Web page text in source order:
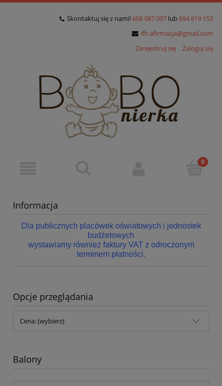
Skontaktuj się z nami! 608 087 097 lub 694 819 153
ifh.afirmacja@gmail.com
Zarejestruj się
Zaloguj się
Informacja
Dla publicznych placówek oświatowych i jednostek
budżetowych
wystawiamy również faktury VAT z odroczonym
terminem płatności.
Opcje przeglądania
Cena: (wybierz)
Balony